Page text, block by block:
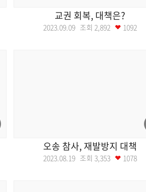
교권 회복, 대책은?
2023.09.09 조회 2,892 1092
오송 참사, 재발방지 대책
2023.08.19 조회 3,353 1078